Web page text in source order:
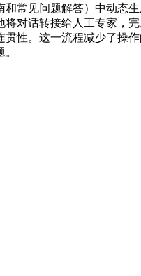
和常见问题解答）中动态
将对话转接给人工专家，
贯性。这一流程减少了操